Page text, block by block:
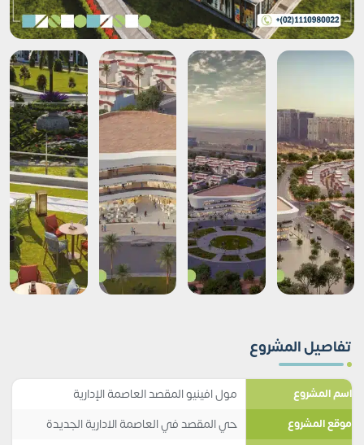
تفاصيل المشروع
اسم المشروع مول افينيو المقصد العاصمة الإدارية
موقع المشروع حي المقصد في العاصمة الادارية الجديدة